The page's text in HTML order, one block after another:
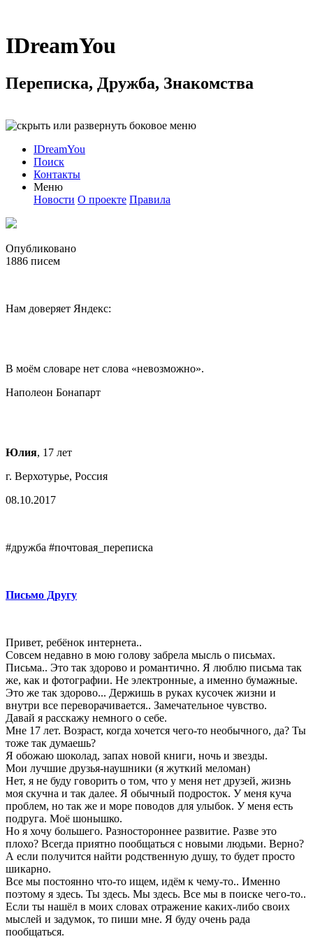
IDreamYou
Переписка, Дружба, Знакомства
IDreamYou
Поиск
Контакты
Меню
Новости О проекте Правила
Опубликовано
1886 писем
Нам доверяет Яндекс:
В моём словаре нет слова «невозможно».
Наполеон Бонапарт
Юлия, 17 лет
г. Верхотурье, Россия
08.10.2017
#дружба #почтовая_переписка
Письмо Другу
Привет, ребёнок интернета..
Совсем недавно в мою голову забрела мысль о письмах.
Письма.. Это так здорово и романтично. Я люблю письма так
же, как и фотографии. Не электронные, а именно бумажные.
Это же так здорово... Держишь в руках кусочек жизни и
внутри все переворачивается.. Замечательное чувство.
Давай я расскажу немного о себе.
Мне 17 лет. Возраст, когда хочется чего-то необычного, да? Ты
тоже так думаешь?
Я обожаю шоколад, запах новой книги, ночь и звезды.
Мои лучшие друзья-наушники (я жуткий меломан)
Нет, я не буду говорить о том, что у меня нет друзей, жизнь
моя скучна и так далее. Я обычный подросток. У меня куча
проблем, но так же и море поводов для улыбок. У меня есть
подруга. Моё шонышко.
Но я хочу большего. Разностороннее развитие. Разве это
плохо? Всегда приятно пообщаться с новыми людьми. Верно?
А если получится найти родственную душу, то будет просто
шикарно.
Все мы постоянно что-то ищем, идём к чему-то.. Именно
поэтому я здесь. Ты здесь. Мы здесь. Все мы в поиске чего-то..
Если ты нашёл в моих словах отражение каких-либо своих
мыслей и задумок, то пиши мне. Я буду очень рада
пообщаться.